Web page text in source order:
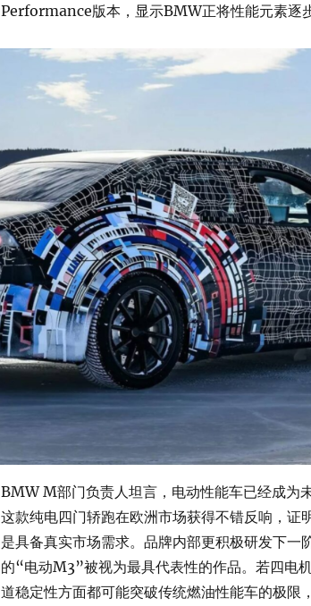
Performance版本，显示BMW正将性能元素逐
BMW M部门负责人坦言，电动性能车已经成为
这款纯电四门轿跑在欧洲市场获得不错反响，证
是具备真实市场需求。品牌内部更积极研发下一
的“电动M3”被视为最具代表性的作品。若四电
道稳定性方面都可能突破传统燃油性能车的极限